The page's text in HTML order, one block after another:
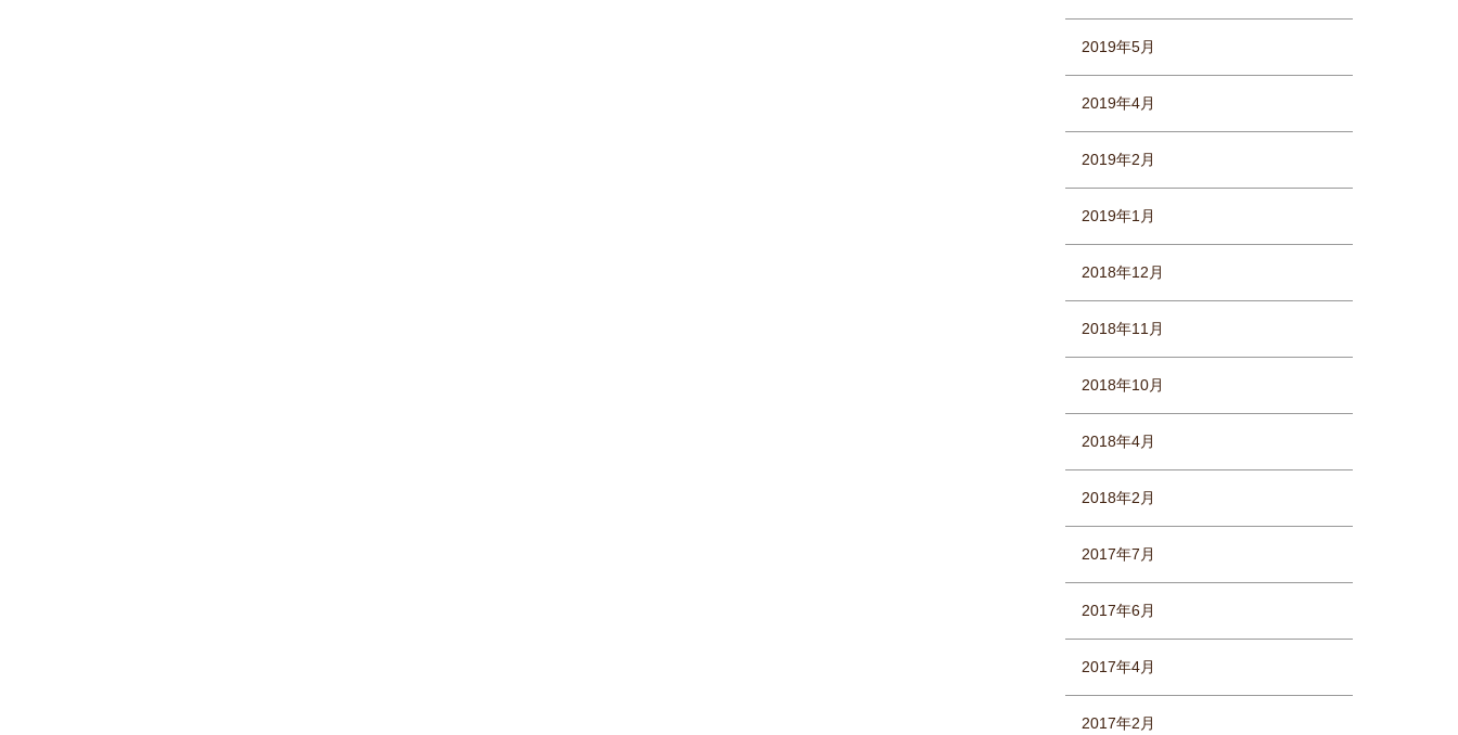
2019年5月
2019年4月
2019年2月
2019年1月
2018年12月
2018年11月
2018年10月
2018年4月
2018年2月
2017年7月
2017年6月
2017年4月
2017年2月